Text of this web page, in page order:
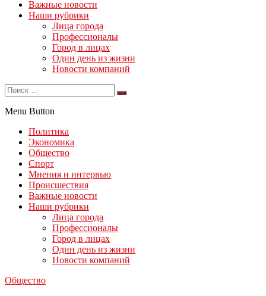
Важные новости
Наши рубрики
Лица города
Профессионалы
Город в лицах
Один день из жизни
Новости компаний
Menu Button
Политика
Экономика
Общество
Спорт
Мнения и интервью
Происшествия
Важные новости
Наши рубрики
Лица города
Профессионалы
Город в лицах
Один день из жизни
Новости компаний
Общество